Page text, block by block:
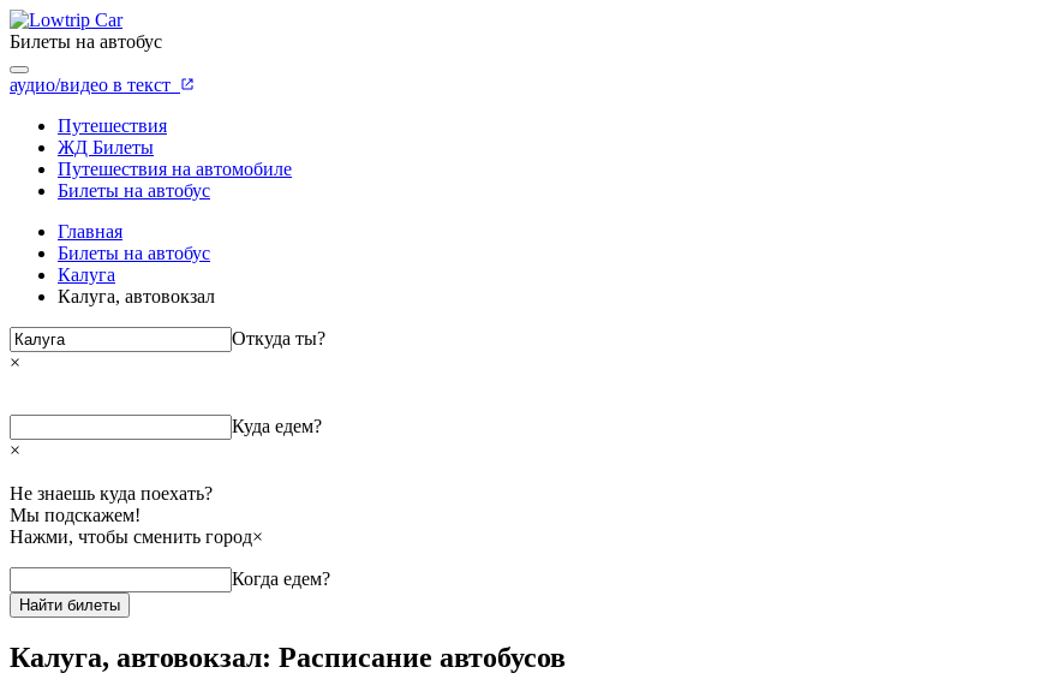
Билеты на автобус
аудио/видео в текст
Путешествия
ЖД Билеты
Путешествия на автомобиле
Билеты на автобус
Главная
Билеты на автобус
Калуга
Калуга, автовокзал
Откуда ты?
×
Куда едем?
×
Не знаешь куда поехать?
Мы подскажем!
Нажми, чтобы сменить город×
Когда едем?
Найти билеты
Калуга, автовокзал: Расписание автобусов